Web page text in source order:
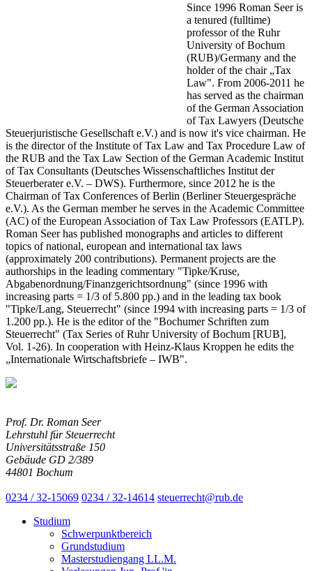
Since 1996 Roman Seer is
a tenured (fulltime)
professor of the Ruhr
University of Bochum
(RUB)/Germany and the
holder of the chair „Tax
Law". From 2006-2011 he
has served as the chairman
of the German Association
of Tax Lawyers (Deutsche
Steuerjuristische Gesellschaft e.V.) and is now it's vice chairman. He
is the director of the Institute of Tax Law and Tax Procedure Law of
the RUB and the Tax Law Section of the German Academic Institut
of Tax Consultants (Deutsches Wissenschaftliches Institut der
Steuerberater e.V. – DWS). Furthermore, since 2012 he is the
Chairman of Tax Conferences of Berlin (Berliner Steuergespräche
e.V.). As the German member he serves in the Academic Committee
(AC) of the European Association of Tax Law Professors (EATLP).
Roman Seer has published monographs and articles to different
topics of national, european and international tax laws
(approximately 200 contributions). Permanent projects are the
authorships in the leading commentary "Tipke/Kruse,
Abgabenordnung/Finanzgerichtsordnung" (since 1996 with
increasing parts = 1/3 of 5.800 pp.) and in the leading tax book
"Tipke/Lang, Steuerrecht" (since 1994 with increasing parts = 1/3 of
1.200 pp.). He is the editor of the "Bochumer Schriften zum
Steuerrecht" (Tax Series of Ruhr University of Bochum [RUB],
Vol. 1-26). In cooperation with Heinz-Klaus Kroppen he edits the
„Internationale Wirtschaftsbriefe – IWB".
Prof. Dr. Roman Seer
Lehrstuhl für Steuerrecht
Universitätsstraße 150
Gebäude GD 2/389
44801 Bochum
0234 / 32-15069 0234 / 32-14614 steuerrecht@rub.de
Studium
Schwerpunktbereich
Grundstudium
Masterstudiengang LL.M.